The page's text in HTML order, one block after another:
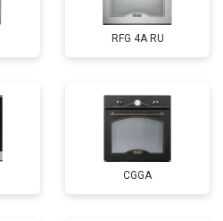
RFG 4A RU
CGGA